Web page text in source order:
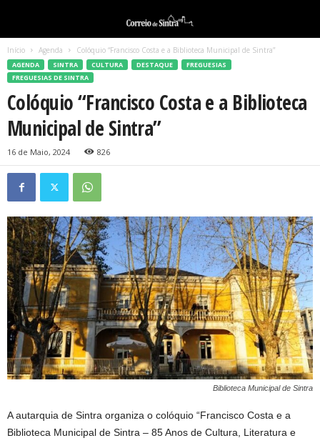
Início Agenda Colóquio “Francisco Costa e a Biblioteca Municipal de Sintra”
AGENDA SINTRA CULTURA DESTAQUE
FREGUESIAS
FREGUESIAS DE SINTRA
Colóquio “Francisco Costa e a Biblioteca
Municipal de Sintra”
16 de Maio, 2024 826
Biblioteca Municipal de Sintra
A autarquia de Sintra organiza o colóquio “Francisco Costa e a
Biblioteca Municipal de Sintra – 85 Anos de Cultura, Literatura e